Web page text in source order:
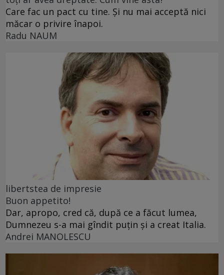
Care fac un pact cu tine. Și nu mai acceptă nici
măcar o privire înapoi.
Radu NAUM
libertstea de impresie
Buon appetito!
Dar, apropo, cred că, după ce a făcut lumea,
Dumnezeu s-a mai gîndit puțin și a creat Italia.
Andrei MANOLESCU